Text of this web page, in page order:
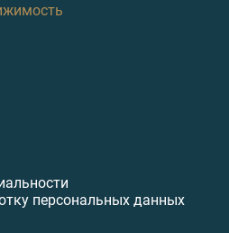
персональных данных